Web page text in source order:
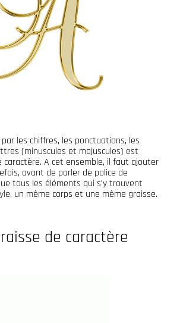
par les chiffres, les ponctuations, les
(minuscules et majuscules) est
caractère. A cet ensemble, il faut ajouter
avant de parler de police de
tous les éléments qui s’y trouvent
un même corps et une même graisse.
de caractère